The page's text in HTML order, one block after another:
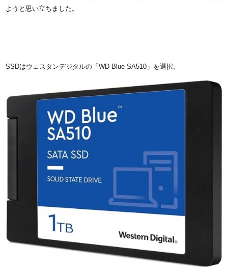
ようと思い立ちました。
SSDはウェスタンデジタルの「WD Blue SA510」を選択。